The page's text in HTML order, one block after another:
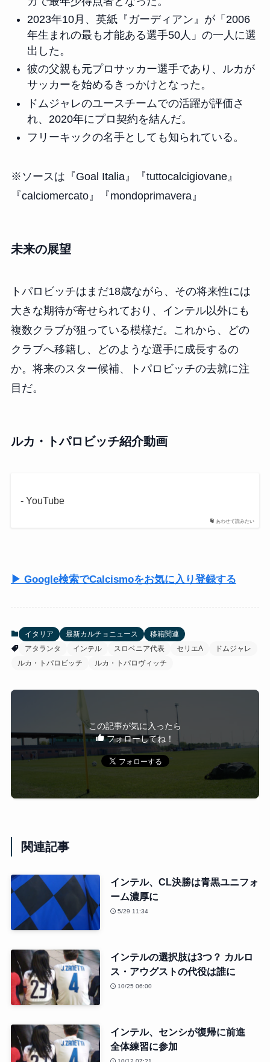
2023年10月、英紙『ガーディアン』が「2006
年生まれの最も才能ある選手50人」の一人に選
出した。
彼の父親も元プロサッカー選手であり、ルカが
サッカーを始めるきっかけとなった。
ドムジャレのユースチームでの活躍が評価さ
れ、2020年にプロ契約を結んだ。
フリーキックの名手としても知られている。
※ソースは『Goal Italia』『tuttocalcigiovane』
『calciomercato』『mondoprimavera』
未来の展望
トパロビッチはまだ18歳ながら、その将来性には
大きな期待が寄せられており、インテル以外にも
複数クラブが狙っている模様だ。これから、どの
クラブへ移籍し、どのような選手に成長するの
か。将来のスター候補、トパロビッチの去就に注
目だ。
ルカ・トパロビッチ紹介動画
あわせて読みたい
- YouTube
▶ Google検索でCalcismoをお気に入り登録する
イタリア 最新カルチョニュース
移籍関連
アタランタ
インテル スロベニア代表 セリエA
ドムジャレ
ルカ・トパロビッチ
ルカ・トパロヴィッチ
この記事が気に入ったら
フォローしてね！
関連記事
インテル、CL決勝は青黒ユニフォ
ーム濃厚に
5/29 11:34
インテルの選択肢は3つ？ カルロ
ス・アウグストの代役は誰に
10/25 06:00
インテル、センシが復帰に前進
全体練習に参加